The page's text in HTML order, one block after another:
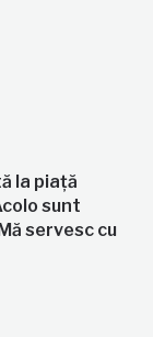
la piață
sunt
servesc cu